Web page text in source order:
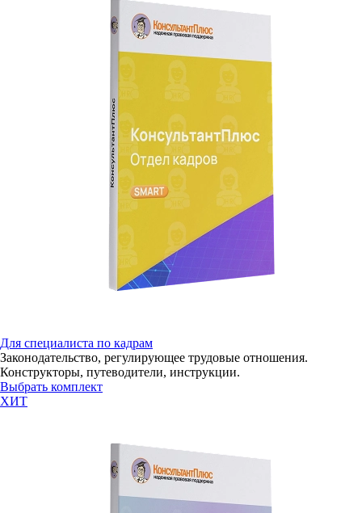
Для специалиста по кадрам
Законодательство, регулирующее трудовые отношения.
Конструкторы, путеводители, инструкции.
Выбрать комплект
ХИТ